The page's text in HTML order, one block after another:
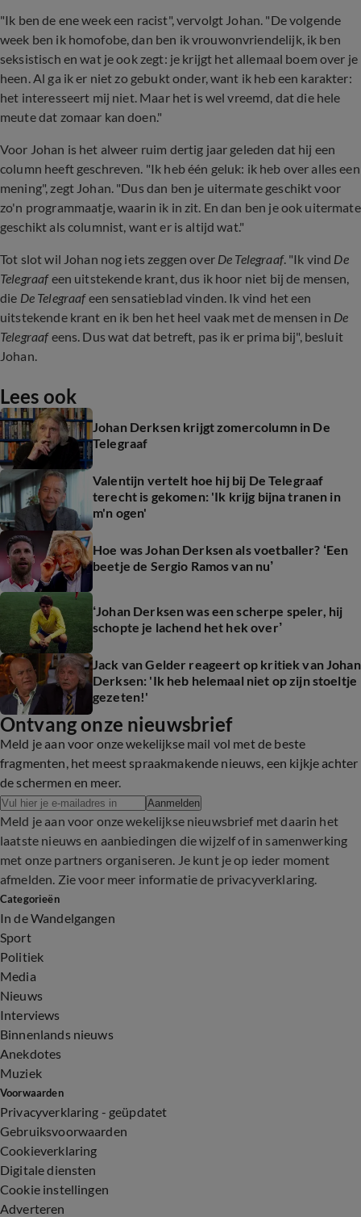
"Ik ben de ene week een racist", vervolgt Johan. "De volgende
week ben ik homofobe, dan ben ik vrouwonvriendelijk, ik ben
seksistisch en wat je ook zegt: je krijgt het allemaal boem over je
heen. Al ga ik er niet zo gebukt onder, want ik heb een karakter:
het interesseert mij niet. Maar het is wel vreemd, dat die hele
meute dat zomaar kan doen."
Voor Johan is het alweer ruim dertig jaar geleden dat hij een
column heeft geschreven. "Ik heb één geluk: ik heb over alles een
mening", zegt Johan. "Dus dan ben je uitermate geschikt voor
zo'n programmaatje, waarin ik in zit. En dan ben je ook uitermate
geschikt als columnist, want er is altijd wat."
Tot slot wil Johan nog iets zeggen over De Telegraaf. "Ik vind De
Telegraafeen uitstekende krant, dus ik hoor niet bij de mensen,
die De Telegraafeen sensatieblad vinden. Ik vind het een
uitstekende krant en ik ben het heel vaak met de mensen in De
Telegraafeens. Dus wat dat betreft, pas ik er prima bij", besluit
Johan.
Lees ook
Johan Derksen krijgt zomercolumn in De
Telegraaf
Valentijn vertelt hoe hij bij De Telegraaf
terecht is gekomen: 'Ik krijg bijna tranen in
m'n ogen'
Hoe was Johan Derksen als voetballer? ‘Een
beetje de Sergio Ramos van nu’
‘Johan Derksen was een scherpe speler, hij
schopte je lachend het hek over’
Jack van Gelder reageert op kritiek van Johan
Derksen: 'Ik heb helemaal niet op zijn stoeltje
gezeten!'
Ontvang onze nieuwsbrief
Meld je aan voor onze wekelijkse mail vol met de beste
fragmenten, het meest spraakmakende nieuws, een kijkje achter
de schermen en meer.
Aanmelden
Meld je aan voor onze wekelijkse nieuwsbrief met daarin het
laatste nieuws en aanbiedingen die wijzelf of in samenwerking
met onze partners organiseren. Je kunt je op ieder moment
afmelden. Zie voor meer informatie de privacyverklaring.
Categorieën
In de Wandelgangen
Sport
Politiek
Media
Nieuws
Interviews
Binnenlands nieuws
Anekdotes
Muziek
Voorwaarden
Privacyverklaring - geüpdatet
Gebruiksvoorwaarden
Cookieverklaring
Digitale diensten
Cookie instellingen
Adverteren